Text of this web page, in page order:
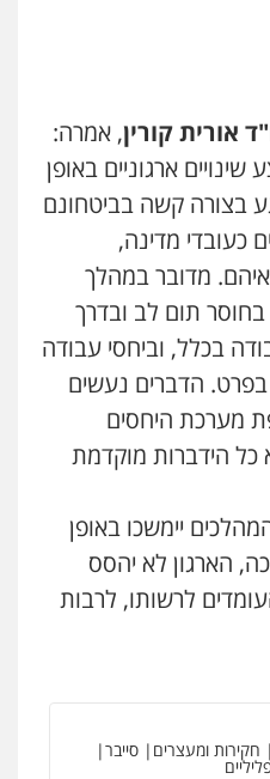
אורית קורין, אמרה:
ארגוניים באופן
בצורה קשה בביטחונם
כעובדי מדינה,
מדובר במהלך
תום לב ובדרך
בכלל, וביחסי עבודה
בפרט. הדברים נעשים
מערכת היחסים
כל הידברות מוקדמת
יימשכו באופן
הארגון לא יהסס
לרשותו, לרבות
מח"ש אזרחי כלכלי
כלכלי פשיעה כלכלית
הסגרה
ציוני
עורכי דין
משפחה תעבורה כלכלי
חקירות ומעצרים סייבר
שירותים מקצועיים לעורכי